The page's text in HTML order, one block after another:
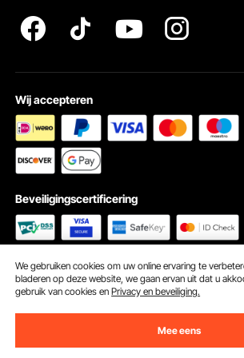
Wij accepteren
Beveiligingscertificering
Hulp nodig? Bel ons op: Telefonische service is
beschikbaar.
We gebruiken cookies om uw online ervaring te
bladeren op deze website, we gaan ervan uit dat u
gebruik van cookies enPrivacy en beveiliging.
Mee eens